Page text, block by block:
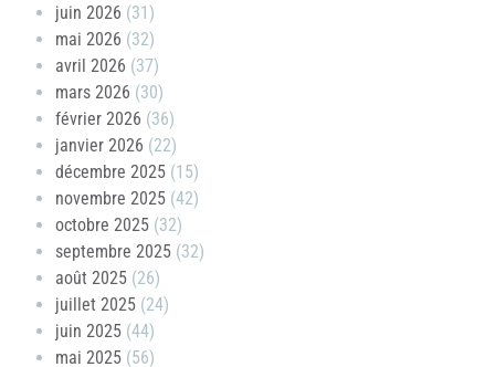
juin 2026 (31)
mai 2026 (32)
avril 2026 (37)
mars 2026 (30)
février 2026 (36)
janvier 2026 (22)
décembre 2025 (15)
novembre 2025 (42)
octobre 2025 (32)
septembre 2025 (32)
août 2025 (26)
juillet 2025 (24)
juin 2025 (44)
mai 2025 (56)